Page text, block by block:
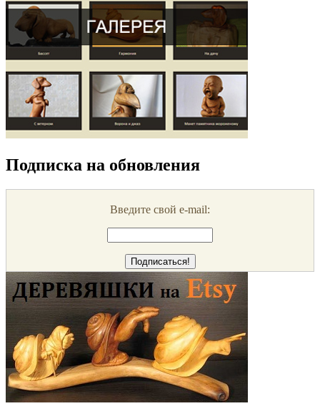
Подписка на обновления
Введите свой e-mail: